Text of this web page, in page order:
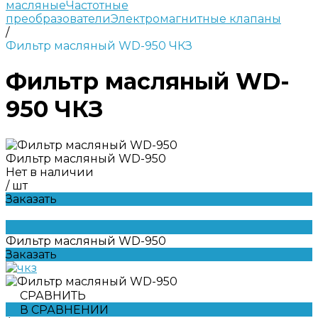
масляныеЧастотные
преобразователиЭлектромагнитные клапаны
/
Фильтр масляный WD-950 ЧКЗ
Фильтр масляный WD-
950 ЧКЗ
Фильтр масляный WD-950
Нет в наличии
/ шт
Заказать
Фильтр масляный WD-950
Заказать
СРАВНИТЬ
В СРАВНЕНИИ